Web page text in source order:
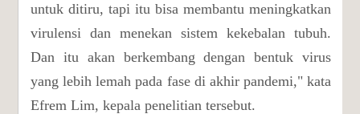
untuk ditiru, tapi itu bisa membantu meningkatkan
virulensi dan menekan sistem kekebalan tubuh.
Dan itu akan berkembang dengan bentuk virus
yang lebih lemah pada fase di akhir pandemi," kata
Efrem Lim, kepala penelitian tersebut.